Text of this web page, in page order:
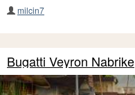
milcin7
Bugatti Veyron Nabrike